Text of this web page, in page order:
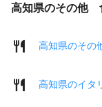
高知県のその他
高知県のそ
高知県のイタ